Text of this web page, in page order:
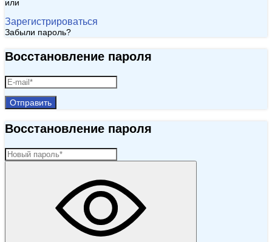
или
Зарегистрироваться
Забыли пароль?
Восстановление пароля
Отправить
Восстановление пароля